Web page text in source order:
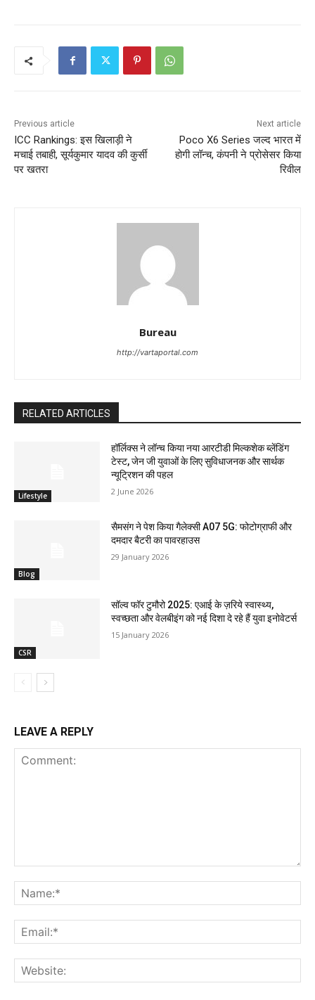
Previous article
ICC Rankings: इस खिलाड़ी ने
मचाई तबाही, सूर्यकुमार यादव की कुर्सी
पर खतरा
Next article
Poco X6 Series जल्द भारत में
होगी लॉन्च, कंपनी ने प्रोसेसर किया
रिवील
Bureau
http://vartaportal.com
RELATED ARTICLES
Lifestyle
हॉर्लिक्स ने लॉन्च किया नया आरटीडी मिल्कशेक ब्लेंडिंग
टेस्ट, जेन जी युवाओं के लिए सुविधाजनक और सार्थक
न्यूट्रिशन की पहल
2 June 2026
Blog
सैमसंग ने पेश किया गैलेक्सी A07 5G: फोटोग्राफी और
दमदार बैटरी का पावरहाउस
29 January 2026
CSR
सॉल्व फॉर टुमौरो 2025: एआई के ज़रिये स्वास्थ्य,
स्वच्छता और वेलबीइंग को नई दिशा दे रहे हैं युवा इनोवेटर्स
15 January 2026
LEAVE A REPLY